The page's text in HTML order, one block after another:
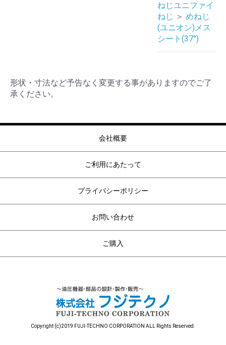
ねじユニファイ
ねじ ＞ めねじ
(ユニオン)メス
シート(37°)
形状・寸法など予告なく変更する事がありますのでご了
承ください。
会社概要
ご利用にあたって
プライバシーポリシー
お問い合わせ
ご購入
Copyright (c)2019 FUJI-TECHNO CORPORATION ALL Rights Reserved.